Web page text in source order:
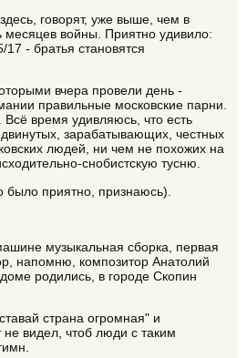
говорят, уже выше, чем в
месяцев войны. Приятно удивило:
- братья становятся
вчера провели день -
правильные московские парни.
время удивляюсь, что есть
зарабатывающих, честных
людей, ни чем не похожих на
снобистскую тусню.
было приятно, признаюсь).
музыкальная сборка, первая
напомню, композитор Анатолий
родились, в городе Скопин
страна огромная" и
не видел, чтоб люди с таким